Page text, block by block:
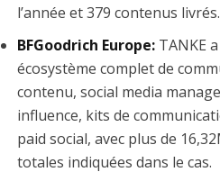
l’année et 379 contenus livrés.
BFGoodrich Europe: TANKE
écosystème complet de
contenu, social media
influence, kits de
paid social, avec plus de
totales indiquées dans le cas.